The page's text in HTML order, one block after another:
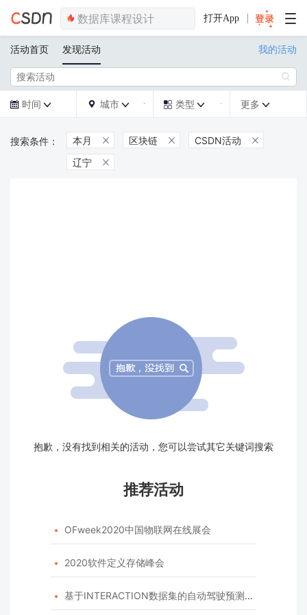
打开App
活动首页 发现活动 我的活动

 时间   城市   类型  更多 
本月  区块链  CSDN活动 
辽宁 
抱歉，没有找到相关的活动，您可以尝试其它关键词搜索
推荐活动
 OFweek2020中国物联网在线展会
 2020软件定义存储峰会
 基于INTERACTION数据集的自动驾驶预测模型挑战赛